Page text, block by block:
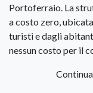
Portoferraio. La
a costo zero,
turisti e dagli
nessun costo per il